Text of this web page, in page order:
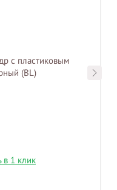
с пластиковым
(BL)
в 1 клик